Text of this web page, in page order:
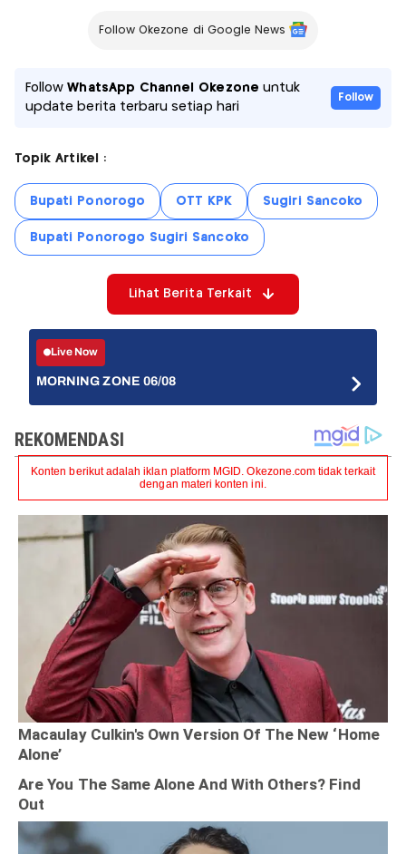
Follow Okezone di Google News
FollowWhatsApp Channel Okezone untuk
update berita terbaru setiap hari
Follow
Topik Artikel :
Bupati Ponorogo OTT KPK Sugiri Sancoko
Bupati Ponorogo Sugiri Sancoko
Lihat Berita Terkait
Live Now
MORNING ZONE 06/08